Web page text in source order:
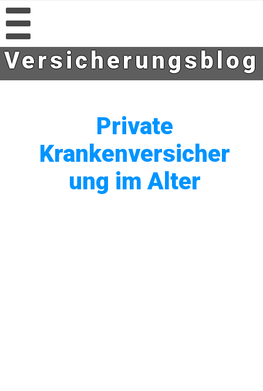
Versicherungsblog
Private
Krankenversicher
ung im Alter